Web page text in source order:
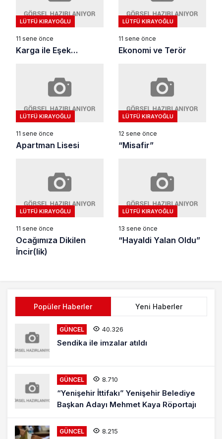
LÜTFÜ KIRAYOĞLU
11 sene önce
Karga ile Eşek…
LÜTFÜ KIRAYOĞLU
11 sene önce
Ekonomi ve Terör
LÜTFÜ KIRAYOĞLU
11 sene önce
Apartman Lisesi
LÜTFÜ KIRAYOĞLU
12 sene önce
“Misafir”
LÜTFÜ KIRAYOĞLU
11 sene önce
Ocağımıza Dikilen
İncir(lik)
LÜTFÜ KIRAYOĞLU
13 sene önce
“Hayaldi Yalan Oldu”
Popüler Haberler Yeni Haberler
GÜNCEL 40.326
Sendika ile imzalar atıldı
GÜNCEL 8.710
“Yenişehir İttifakı” Yenişehir Belediye
Başkan Adayı Mehmet Kaya Röportajı
GÜNCEL 8.215